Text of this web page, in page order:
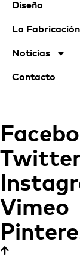
Diseño
La
Noticias
Contacto
Vimeo